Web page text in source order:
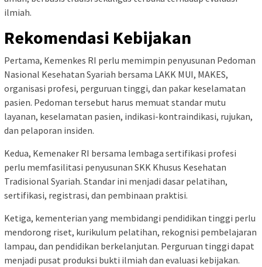
ilmiah.
Rekomendasi Kebijakan
Pertama, Kemenkes RI perlu memimpin penyusunan Pedoman
Nasional Kesehatan Syariah bersama LAKK MUI, MAKES,
organisasi profesi, perguruan tinggi, dan pakar keselamatan
pasien. Pedoman tersebut harus memuat standar mutu
layanan, keselamatan pasien, indikasi-kontraindikasi, rujukan,
dan pelaporan insiden.
Kedua, Kemenaker RI bersama lembaga sertifikasi profesi
perlu memfasilitasi penyusunan SKK Khusus Kesehatan
Tradisional Syariah. Standar ini menjadi dasar pelatihan,
sertifikasi, registrasi, dan pembinaan praktisi.
Ketiga, kementerian yang membidangi pendidikan tinggi perlu
mendorong riset, kurikulum pelatihan, rekognisi pembelajaran
lampau, dan pendidikan berkelanjutan. Perguruan tinggi dapat
menjadi pusat produksi bukti ilmiah dan evaluasi kebijakan.